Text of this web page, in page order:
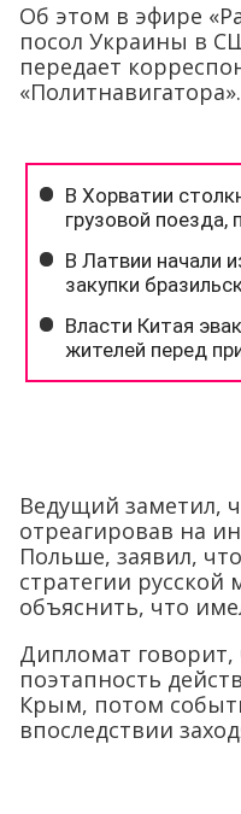
Об этом в эфире
посол Украины в
передает
«Политнавигатора».
Ведущий заметил,
отреагировав на
Польше, заявил,
стратегии
объяснить, что
Дипломат говорит,
поэтапность
Крым, потом
впоследствии